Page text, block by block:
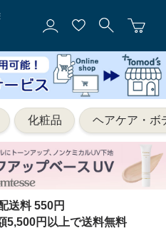
化粧品 ヘアケア・ボ
送料 550円
5,500円以上で送料無料